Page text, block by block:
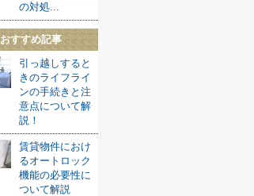
の対処...
おすすめ記事
引っ越しすると
きのライフライ
ンの手続きと注
意点について解
説！
賃貸物件におけ
るオートロック
機能の必要性に
ついて解説